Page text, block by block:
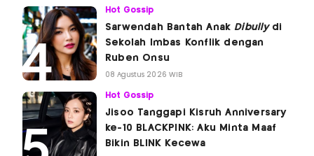
Hot Gossip
Sarwendah Bantah Anak Dibullydi
Sekolah Imbas Konflik dengan
Ruben Onsu
08 Agustus 2026 WIB
Hot Gossip
Jisoo Tanggapi Kisruh Anniversary
ke-10 BLACKPINK: Aku Minta Maaf
Bikin BLINK Kecewa